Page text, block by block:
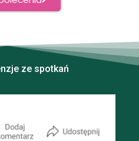
ze spotkań